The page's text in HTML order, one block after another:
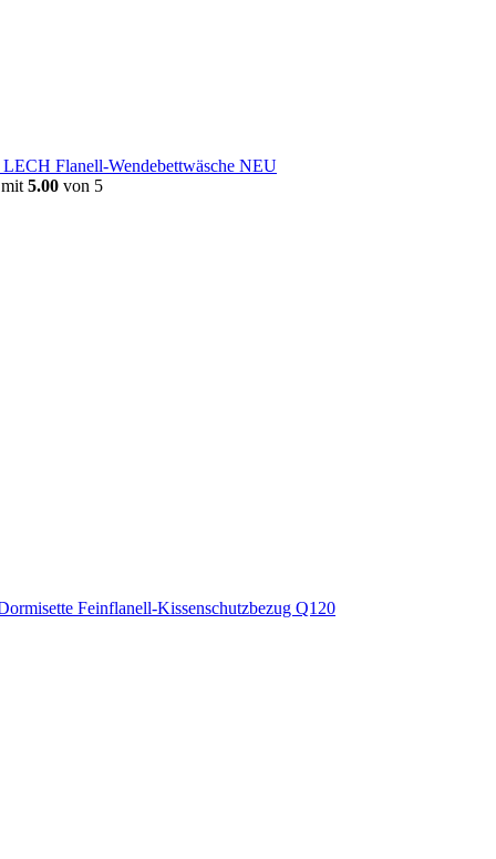
LECH Flanell-Wendebettwäsche NEU
5.00 von 5
Feinflanell-Kissenschutzbezug Q120